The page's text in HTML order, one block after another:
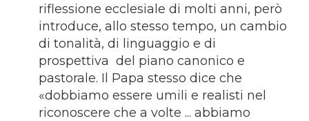
riflessione ecclesiale di molti anni, però
introduce, allo stesso tempo, un cambio
di tonalità, di linguaggio e di
prospettiva del piano canonico e
pastorale. Il Papa stesso dice che
«dobbiamo essere umili e realisti nel
riconoscere che a volte ... abbiamo